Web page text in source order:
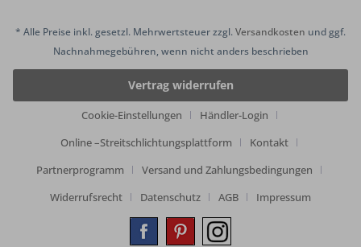
* Alle Preise inkl. gesetzl. Mehrwertsteuer zzgl.Versandkosten und ggf.
Nachnahmegebühren, wenn nicht anders beschrieben
Vertrag widerrufen
Cookie-Einstellungen
Händler-Login
Online –Streitschlichtungsplattform
Kontakt
Partnerprogramm
Versand und Zahlungsbedingungen
Widerrufsrecht
Datenschutz AGB Impressum